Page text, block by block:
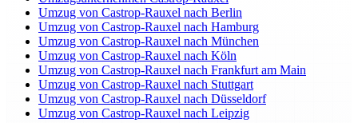
Umzug von Castrop-Rauxel nach Berlin
Umzug von Castrop-Rauxel nach Hamburg
Umzug von Castrop-Rauxel nach München
Umzug von Castrop-Rauxel nach Köln
Umzug von Castrop-Rauxel nach Frankfurt am Main
Umzug von Castrop-Rauxel nach Stuttgart
Umzug von Castrop-Rauxel nach Düsseldorf
Umzug von Castrop-Rauxel nach Leipzig